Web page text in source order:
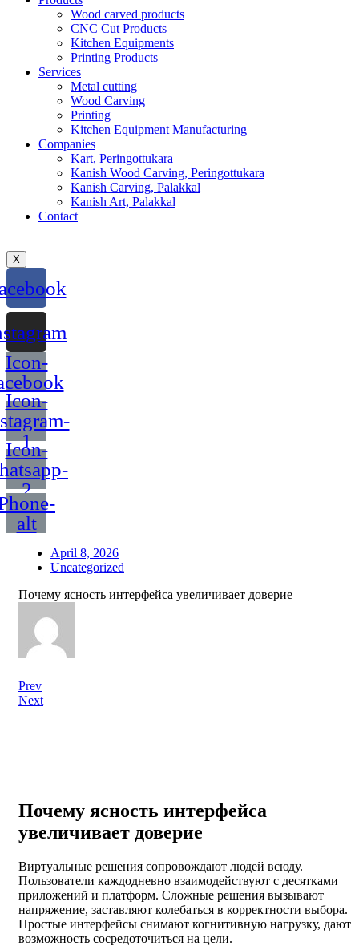
Wood carved products
CNC Cut Products
Kitchen Equipments
Printing Products
Services
Metal cutting
Wood Carving
Printing
Kitchen Equipment Manufacturing
Companies
Kart, Peringottukara
Kanish Wood Carving, Peringottukara
Kanish Carving, Palakkal
Kanish Art, Palakkal
Contact
X
Icon-
Icon-
1
Icon-
2
alt
April 8, 2026
Uncategorized
Почему ясность интерфейса увеличивает доверие
Prev
Next
Почему ясность интерфейса
увеличивает доверие
Виртуальные решения сопровождают людей всюду.
Пользователи каждодневно взаимодействуют с десятками
приложений и платформ. Сложные решения вызывают
напряжение, заставляют колебаться в корректности выбора.
Простые интерфейсы снимают когнитивную нагрузку, дают
возможность сосредоточиться на цели.